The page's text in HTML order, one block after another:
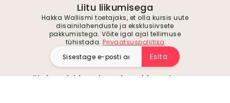
Liitu liikumisega
Hakka Wallismi toetajaks, et olla kursis uute
disainilahenduste ja eksklusiivsete
pakkumistega. Võite igal ajal tellimuse
tühistada. Privaatsuspoliitika
Esita
Jälgi meid inspiratsiooni ja tulevaste